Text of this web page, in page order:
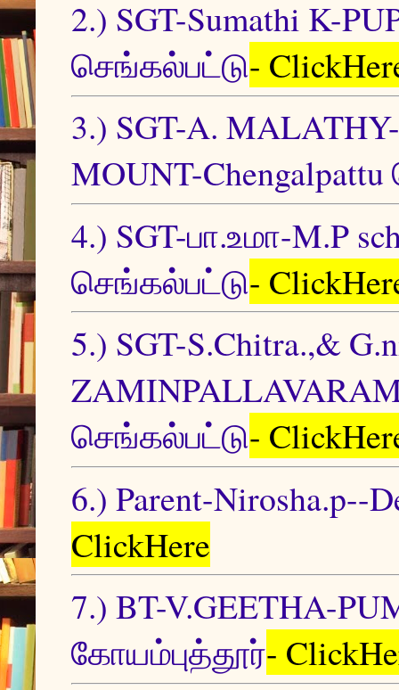
2.) SGT-Sumathi K-
செங்கல்பட்டு-
3.) SGT-A.
MOUNT-
4.) SGT-பா.உமா-M.P
செங்கல்பட்டு-
5.) SGT-S.Chitra.,&
செங்கல்பட்டு-
6.) Parent-Nirosha.p--
ClickHere
7.) BT-V.GEETHA-
கோயம்புத்தூர்-